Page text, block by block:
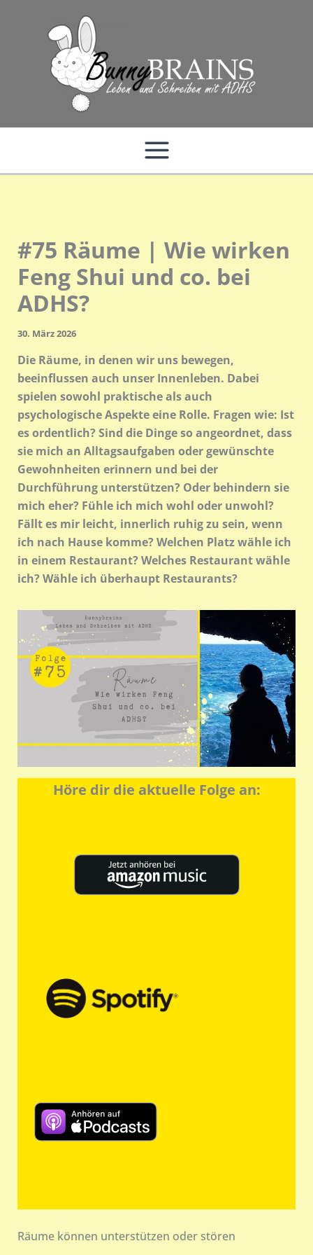
#75 Räume | Wie wirken
Feng Shui und co. bei
ADHS?
30. März 2026
Die Räume, in denen wir uns bewegen,
beeinflussen auch unser Innenleben. Dabei
spielen sowohl praktische als auch
psychologische Aspekte eine Rolle. Fragen wie: Ist
es ordentlich? Sind die Dinge so angeordnet, dass
sie mich an Alltagsaufgaben oder gewünschte
Gewohnheiten erinnern und bei der
Durchführung unterstützen? Oder behindern sie
mich eher? Fühle ich mich wohl oder unwohl?
Fällt es mir leicht, innerlich ruhig zu sein, wenn
ich nach Hause komme? Welchen Platz wähle ich
in einem Restaurant? Welches Restaurant wähle
ich? Wähle ich überhaupt Restaurants?
Höre dir die aktuelle Folge an:
Räume können unterstützen oder stören